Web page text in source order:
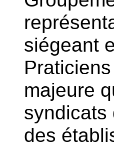
siégeant
majeure
syndicats
des